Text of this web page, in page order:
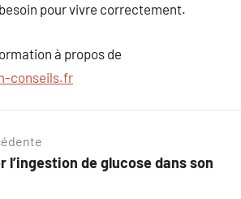
pour vivre correctement.
à propos de
conseils.fr
l’ingestion de glucose dans son